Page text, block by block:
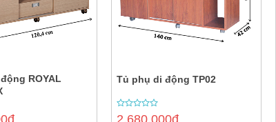
ROYAL
Tủ phụ di động TP02
0